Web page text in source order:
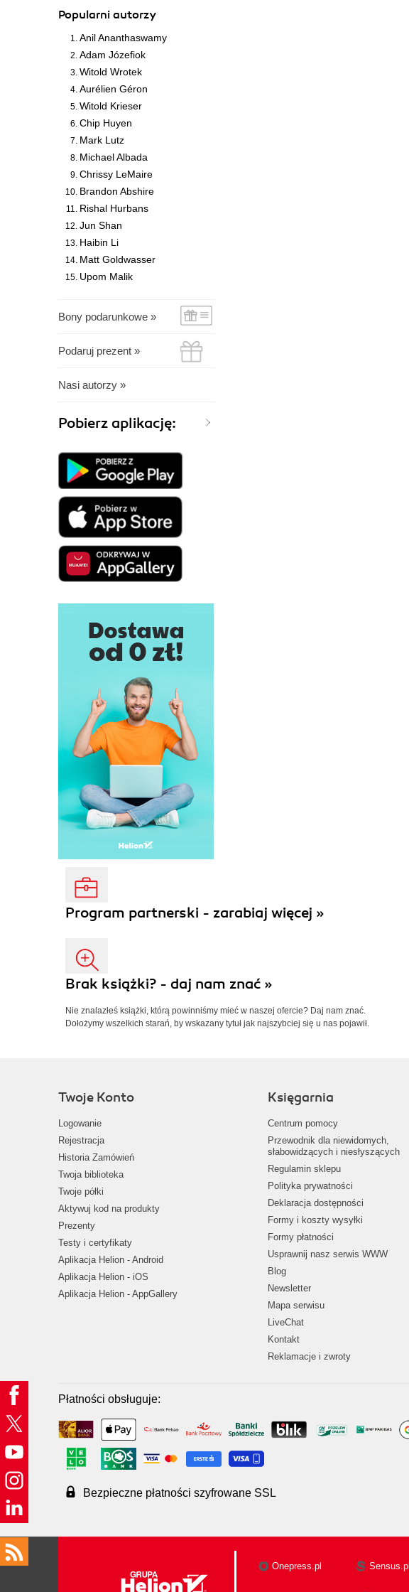
Popularni autorzy
Anil Ananthaswamy
Adam Józefiok
Witold Wrotek
Aurélien Géron
Witold Krieser
Chip Huyen
Mark Lutz
Michael Albada
Chrissy LeMaire
Brandon Abshire
Rishal Hurbans
Jun Shan
Haibin Li
Matt Goldwasser
Upom Malik
Bony podarunkowe »
Podaruj prezent »
Nasi autorzy »
Pobierz aplikację:
Program partnerski - zarabiaj więcej »
Brak książki? - daj nam znać »
Nie znalazłeś książki, którą powinniśmy mieć w naszej ofercie? Daj nam znać.
Dołożymy wszelkich starań, by wskazany tytuł jak najszybciej się u nas pojawił.
Twoje Konto
Logowanie
Rejestracja
Historia Zamówień
Twoja biblioteka
Twoje półki
Aktywuj kod na produkty
Prezenty
Testy i certyfikaty
Aplikacja Helion - Android
Aplikacja Helion - iOS
Aplikacja Helion - AppGallery
Księgarnia
Centrum pomocy
Przewodnik dla niewidomych,
słabowidzących i niesłyszących
Regulamin sklepu
Polityka prywatności
Deklaracja dostępności
Formy i koszty wysyłki
Formy płatności
Usprawnij nasz serwis WWW
Blog
Newsletter
Mapa serwisu
LiveChat
Kontakt
Reklamacje i zwroty
Płatności obsługuje:
Bezpieczne płatności szyfrowane SSL
Onepress.pl Sensus.pl